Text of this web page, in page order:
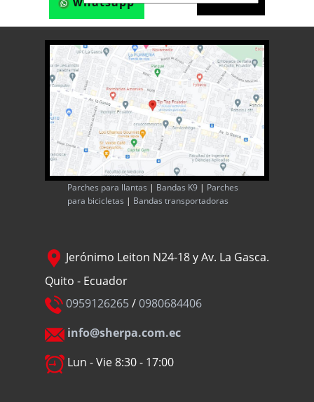
Parches para llantas | Bandas K9 | Parches
para bicicletas | Bandas transportadoras
Jerónimo Leiton N24-18 y Av. La Gasca.
Quito - Ecuador
0959126265/0980684406
info@sherpa.com.ec
Lun - Vie 8:30 - 17:00